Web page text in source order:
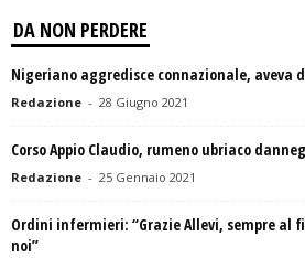
DA NON PERDERE
Nigeriano aggredisce connazionale, aveva
Redazione - 28 Giugno 2021
Corso Appio Claudio, rumeno ubriaco
Redazione - 25 Gennaio 2021
Ordini infermieri: “Grazie Allevi, sempre al
noi”